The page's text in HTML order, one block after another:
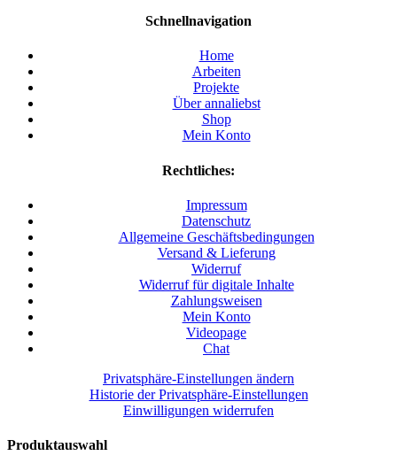
Schnellnavigation
Home
Arbeiten
Projekte
Über annaliebst
Shop
Mein Konto
Rechtliches:
Impressum
Datenschutz
Allgemeine Geschäftsbedingungen
Versand & Lieferung
Widerruf
Widerruf für digitale Inhalte
Zahlungsweisen
Mein Konto
Videopage
Chat
Privatsphäre-Einstellungen ändern
Historie der Privatsphäre-Einstellungen
Einwilligungen widerrufen
Produktauswahl